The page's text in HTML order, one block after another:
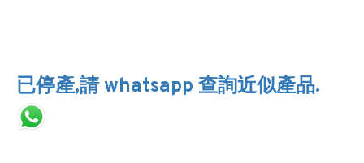
已停產,請 whatsapp 查詢近似產品.